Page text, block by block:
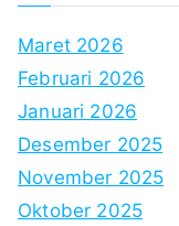
Maret 2026
Februari 2026
Januari 2026
Desember 2025
November 2025
Oktober 2025